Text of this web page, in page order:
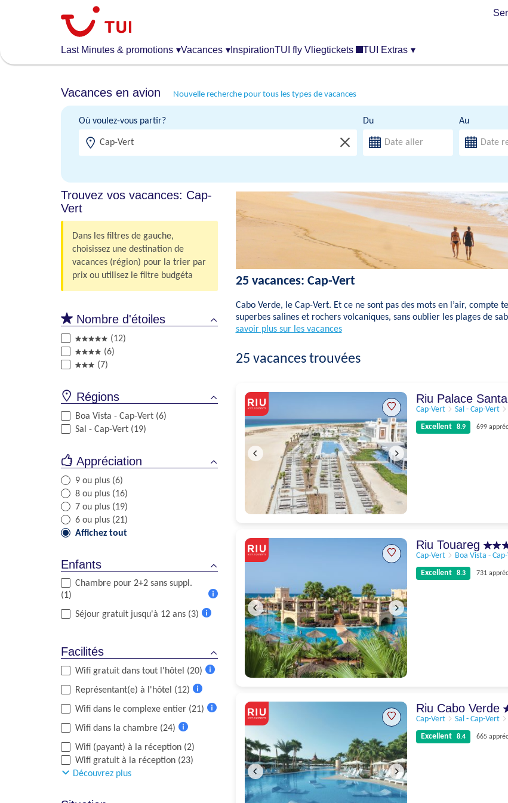
Last Minutes & promotions ▾Vacances ▾ InspirationTUI fly Vliegtickets TUI Extras ▾
Vacances en avion Nouvelle recherche pour tous les types de vacances
Où voulez-vous partir? Du Au
Trouvez vos vacances: Cap-
Vert
Dans les filtres de gauche,
choisissez une destination de
vacances (région) pour la trier par
prix ou utilisez le filtre budgéta
Nombre d'étoiles
(12)
(6)
(7)
Régions
Boa Vista - Cap-Vert (6)
Sal - Cap-Vert (19)
Appréciation
9 ou plus (6)
8 ou plus (16)
7 ou plus (19)
6 ou plus (21)
Affichez tout
Enfants
Chambre pour 2+2 sans suppl.
(1)
d'informations
Séjour gratuit jusqu'à 12 ans (3)
d'informations
Facilités
Wifi gratuit dans tout l'hôtel (20)
Représentant(e) à l'hôtel (12)
d'informations
Wifi dans le complexe entier (21)
Wifi dans la chambre (24)
d'informations
Wifi (payant) à la réception (2)
Wifi gratuit à la réception (23)
Découvrez plus
25 vacances: Cap-Vert
Cabo Verde, le Cap-Vert. Et ce ne sont pas des mots en l’air,
superbes salines et rochers volcaniques, sans oublier les plages de
savoir plus sur les vacances
25 vacances trouvées
699 appréciations
Riu Palace
Cap-Vert Sal - Cap-Vert
Excellent
8.9 699
Riu Touareg
Cap-Vert Boa Vista -
Excellent
8.3 731
Riu Cabo Verde
Cap-Vert Sal - Cap-Vert
Excellent
8.4 665